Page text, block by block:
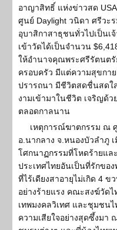
อาญาสิทธิ์ แห่งข่าวสด
ศูนย์ Daylight วนิดา ศรีวะ
อุบาสิกาสาธุชนทั่วไปเป็นเ
เข้าวัดได้เป็นจำนวน
ให้อำนาจคุณพระศรีรัตนต
ครอบครัว มีแต่ความสุขกา
ปรารถนา มีชีวิตสดชื่นสดใ
งามเข้ามาในชีวิต เจริญด้
ตลอดกาลนาน
เหตุการณ์ฆาตกรรม ณ
อ.นากลาง จ.หนองบัวลำภู
โศกนาฏกรรมที่โหดร้ายแล
ประเทศไทยอันเป็นที่รักของ
ที่ไร้เดียงสาอายุไม่เกิด 4
อย่างร้ายแรง คณะสงฆ์วัด
เทพมงคลวิเทศ และชุมชน
ความเสียใจอย่างสุดซึ้งม